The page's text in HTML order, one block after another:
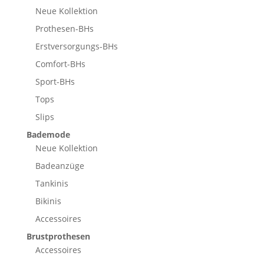
Neue Kollektion
Prothesen-BHs
Erstversorgungs-BHs
Comfort-BHs
Sport-BHs
Tops
Slips
Bademode
Neue Kollektion
Badeanzüge
Tankinis
Bikinis
Accessoires
Brustprothesen
Accessoires